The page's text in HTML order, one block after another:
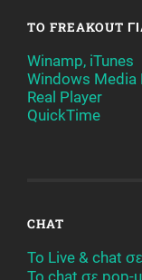
TO FREAKOUT
Winamp, iTunes
Windows Media
Real Player
QuickTime
CHAT
To Live & chat
To chat σε pop-